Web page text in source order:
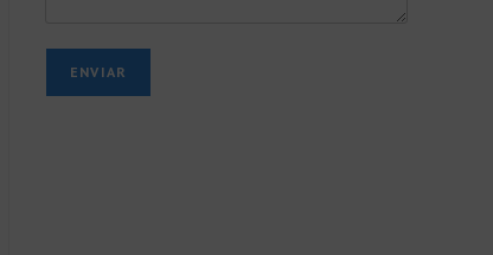
ENVIAR